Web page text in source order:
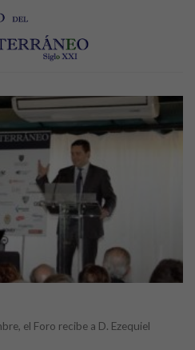
el Foro recibe a D. Ezequiel